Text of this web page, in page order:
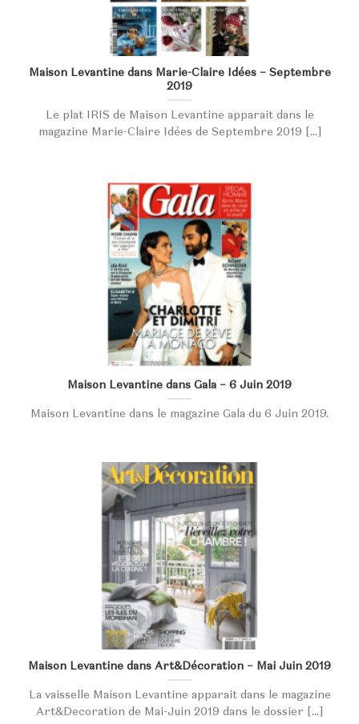
Maison Levantine dans Marie-Claire Idées – Septembre
2019
Le plat IRIS de Maison Levantine apparait dans le
magazine Marie-Claire Idées de Septembre 2019 [...]
Maison Levantine dans Gala – 6 Juin 2019
Maison Levantine dans le magazine Gala du 6 Juin 2019.
Maison Levantine dans Art&Décoration – Mai Juin 2019
La vaisselle Maison Levantine apparait dans le magazine
Art&Decoration de Mai-Juin 2019 dans le dossier [...]